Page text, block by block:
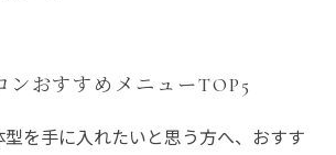
ンおすすめメニューTOP5
を手に入れたいと思う方へ、おすす